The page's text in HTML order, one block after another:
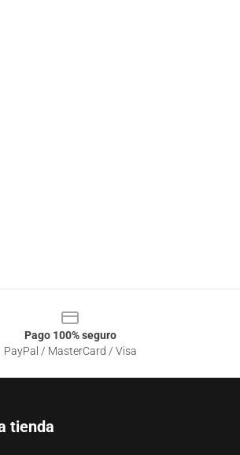
Pago 100% seguro
PayPal / MasterCard / Visa
tienda